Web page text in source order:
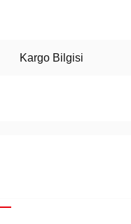
Kargo Bilgisi